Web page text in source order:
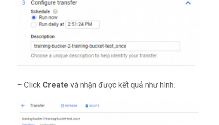
– Click Create và nhận được kết quả như hình.